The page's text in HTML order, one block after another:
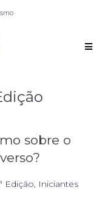
sobre o
Edição, Iniciantes